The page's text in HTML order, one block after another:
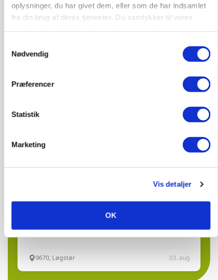
oplysninger, du har givet dem, eller som de har indsamlet
fra din brug af deres tjenester. Du samtykker til vores
Nødvendig
Præferencer
Statistik
Marketing
Vis detaljer
OK
Grise
9681, Ranum 03. aug.
Kalvepasser til ejendom i udvikling søges
9670, Løgstør 03. aug.